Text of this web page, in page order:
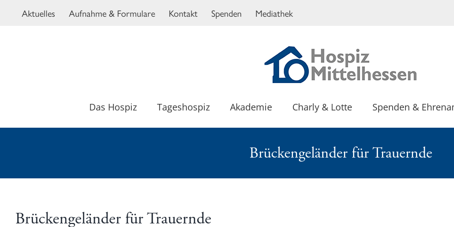
Aktuelles Aufnahme & Formulare Kontakt Spenden Mediathek
Das Hospiz Tageshospiz Akademie Charly & Lotte Spenden &
Brückengeländer für Trauernde
Brückengeländer für Trauernde